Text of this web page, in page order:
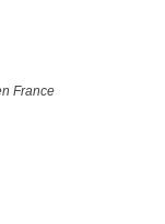
France